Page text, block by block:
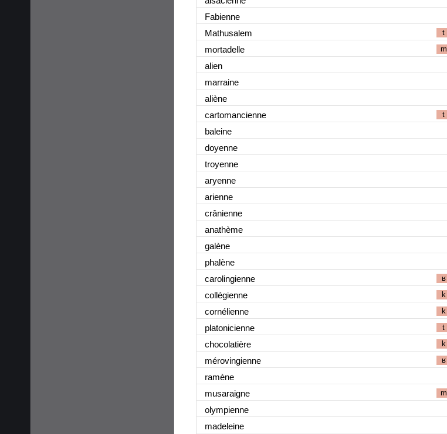
Fabienne
Mathusalem t
mortadelle m
alien
marraine
aliène
cartomancienne t
baleine
doyenne
troyenne
aryenne
arienne
crânienne
anathème
galène
phalène
carolingienne ʁ
collégienne k
cornélienne k
platonicienne t
chocolatière k
mérovingienne ʁ
ramène
musaraigne m
olympienne
madeleine